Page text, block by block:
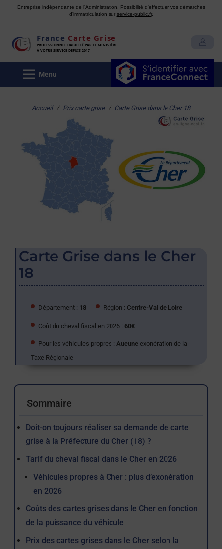
Entreprise indépendante de l'Administration. Possibilité d'effectuer vos démarches
d'immatriculation sur service-public.fr.
France Carte Grise
PROFESSIONNEL HABILITÉ PAR LE MINISTÈRE
À VOTRE SERVICE DEPUIS 2017
Menu
Accueil / Prix carte grise / Carte Grise dans le Cher 18
Carte Grise dans le Cher
18
Département : 18 Région : Centre-Val de Loire
Coût du cheval fiscal en 2026 : 60€
Pour les véhicules propres : Aucune exonération de la
Taxe Régionale
Sommaire
Doit-on toujours réaliser sa demande de carte
grise à la Préfecture du Cher (18) ?
Tarif du cheval fiscal dans le Cher en 2026
Véhicules propres à Cher : plus d’exonération
en 2026
Coûts des cartes grises dans le Cher en fonction
de la puissance du véhicule
Prix des cartes grises dans le Cher selon la